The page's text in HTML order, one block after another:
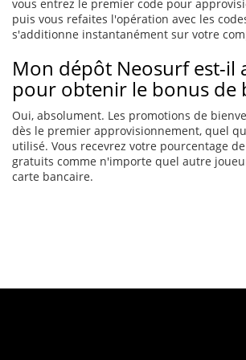
vous entrez le premier code pour
puis vous refaites l'opération avec les
s'additionne instantanément sur votre
Mon dépôt Neosurf est-il
pour obtenir le bonus de
Oui, absolument. Les promotions de
dès le premier approvisionnement, quel
utilisé. Vous recevrez votre pourcentage
gratuits comme n'importe quel autre
carte bancaire.